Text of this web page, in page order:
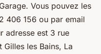
Vous pouvez les
406 156 ou par email
adresse est 3 rue
Gilles les Bains, La